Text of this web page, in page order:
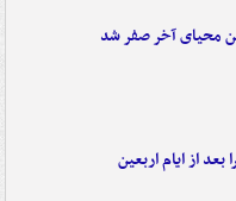
محیای آخر صفر شد
از ایام اربعین